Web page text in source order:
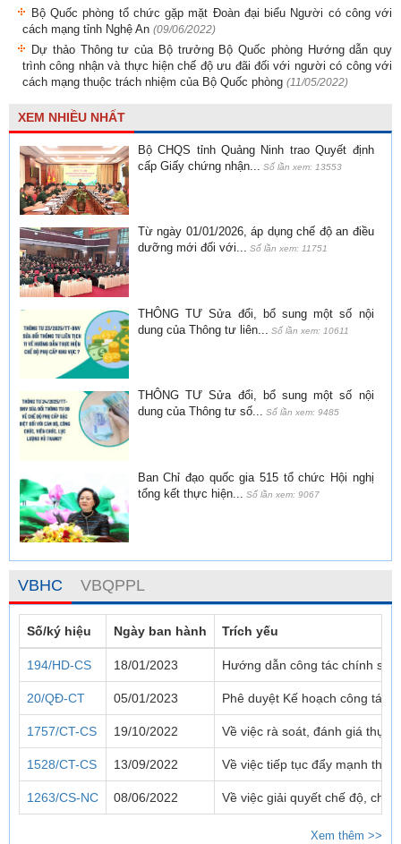
Bộ Quốc phòng tổ chức gặp mặt Đoàn đại biểu Người có công với
cách mạng tỉnh Nghệ An (09/06/2022)
Dự thảo Thông tư của Bộ trưởng Bộ Quốc phòng Hướng dẫn quy
trình công nhận và thực hiện chế độ ưu đãi đối với người có công với
cách mạng thuộc trách nhiệm của Bộ Quốc phòng (11/05/2022)
XEM NHIỀU NHẤT
Bộ CHQS tỉnh Quảng Ninh trao Quyết định
cấp Giấy chứng nhận...
Số lần xem: 13553
Từ ngày 01/01/2026, áp dụng chế độ an điều
dưỡng mới đối với... Số lần xem: 11751
THÔNG TƯ Sửa đổi, bổ sung một số nội
dung của Thông tư liên...
Số lần xem: 10611
THÔNG TƯ Sửa đổi, bổ sung một số nội
dung của Thông tư số... Số lần xem: 9485
Ban Chỉ đạo quốc gia 515 tổ chức Hội nghị
tổng kết thực hiện...
Số lần xem: 9067
VBHC VBQPPL
Số/ký hiệu Ngày ban hành Trích yếu
194/HD-CS 18/01/2023 Hướng dẫn công tác chính
20/QĐ-CT 05/01/2023 Phê duyệt Kế hoạch công tác
1757/CT-CS 19/10/2022 Về việc rà soát, đánh giá thực
1528/CT-CS 13/09/2022 Về việc tiếp tục đẩy mạnh
1263/CS-NC 08/06/2022 Về việc giải quyết chế độ,
Xem thêm >>